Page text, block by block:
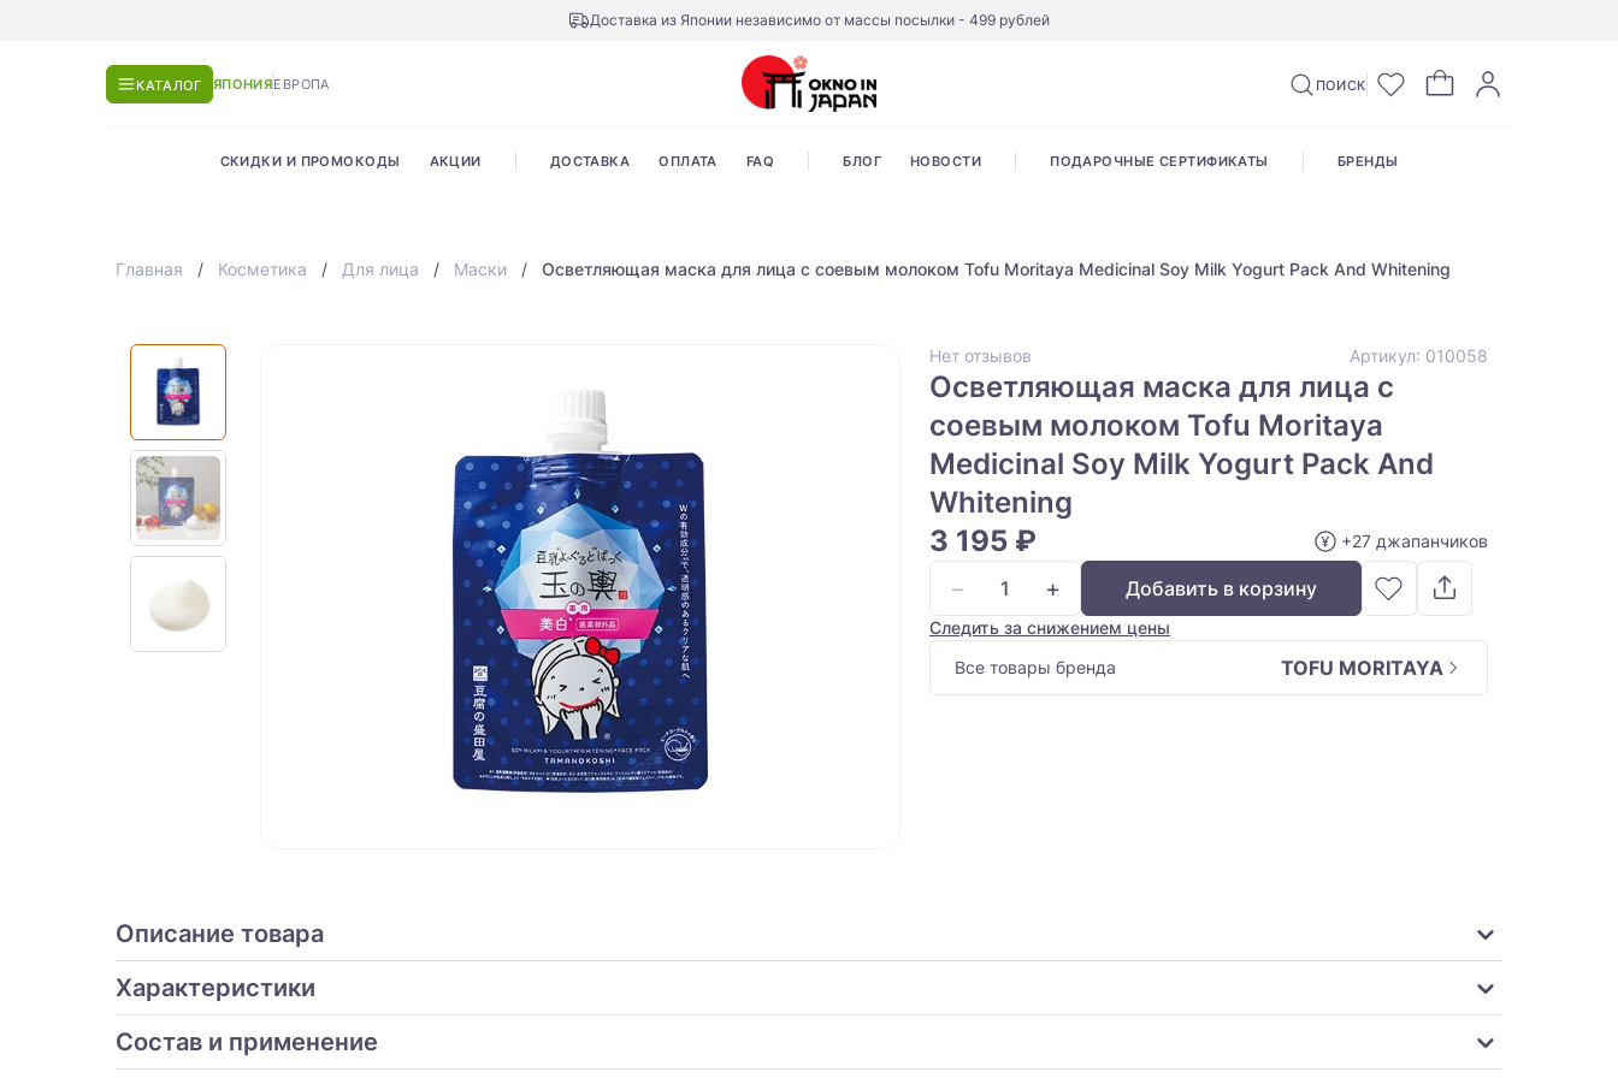
Доставка из Японии независимо от массы посылки - 499 рублей
КАТАЛОГ ЯПОНИЯЕВРОПА ПОИСК
СКИДКИ И ПРОМОКОДЫ АКЦИИ ДОСТАВКА ОПЛАТА FAQ БЛОГ НОВОСТИ ПОДАРОЧНЫЕ СЕРТИФИКАТЫ БРЕНДЫ
Главная Косметика Для лица Маски Осветляющая маска для лица с соевым молоком Tofu Moritaya Medicinal Soy Milk Yogurt Pack And Whitening
Нет отзывов Артикул: 010058
Осветляющая маска для лица с
соевым молоком Tofu Moritaya
Medicinal Soy Milk Yogurt Pack And
Whitening
3 195 ₽
+27 джапанчиков
− + Добавить в корзину
Следить за снижением цены
Все товары бренда
TOFU MORITAYA
Описание товара
Характеристики
Состав и применение